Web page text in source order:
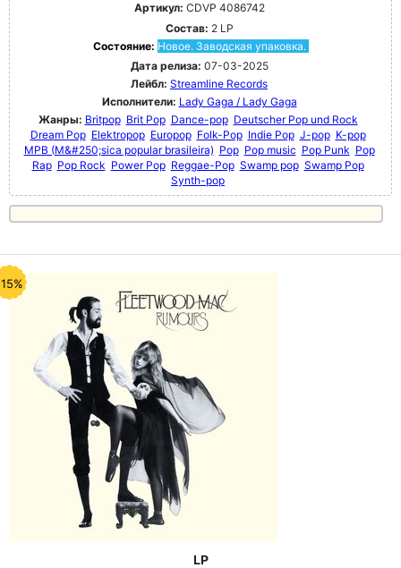
Артикул: CDVP 4086742
Состав: 2 LP
Состояние: Новое. Заводская упаковка.
Дата релиза: 07-03-2025
Лейбл: Streamline Records
Исполнители: Lady Gaga / Lady Gaga
Жанры: Britpop Brit Pop Dance-pop Deutscher Pop und Rock
Dream Pop Elektropop Europop Folk-Pop Indie Pop J-pop K-pop
MPB (M&#250;sica popular brasileira) Pop Pop music Pop Punk Pop
Rap Pop Rock Power Pop Reggae-Pop Swamp pop Swamp Pop
Synth-pop
LP